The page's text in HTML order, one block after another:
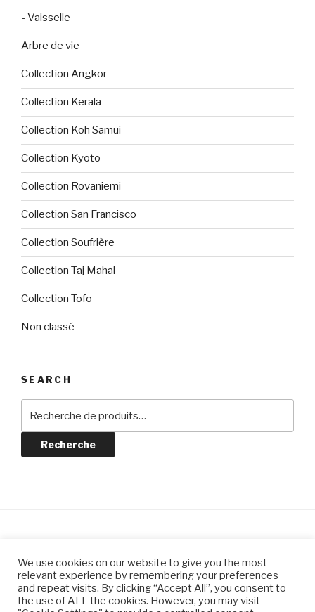
- Vaisselle
Arbre de vie
Collection Angkor
Collection Kerala
Collection Koh Samui
Collection Kyoto
Collection Rovaniemi
Collection San Francisco
Collection Soufrière
Collection Taj Mahal
Collection Tofo
Non classé
SEARCH
Recherche
© CLAIRE JEANNIN CÉRAMIQUES
We use cookies on our website to give you the most
relevant experience by remembering your preferences
and repeat visits. By clicking “Accept All”, you consent to
the use of ALL the cookies. However, you may visit